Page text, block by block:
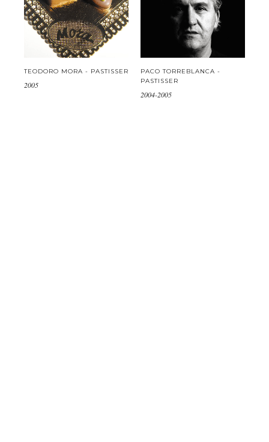
TEODORO MORA - PASTISSER
2005
PACO TORREBLANCA -
PASTISSER
2004-2005